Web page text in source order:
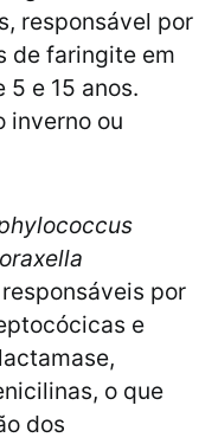
responsável por
de faringite em
e 15 anos.
inverno ou
por
e
o que
dos